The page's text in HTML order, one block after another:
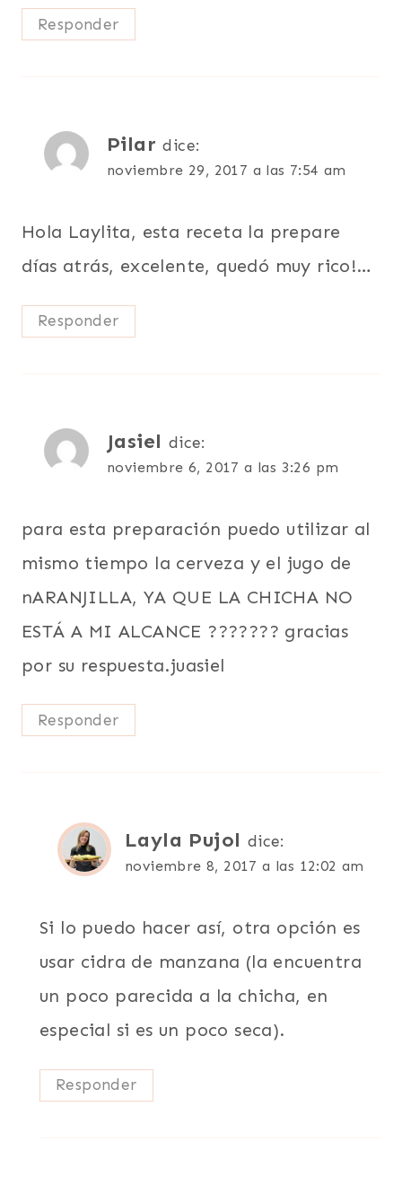
Responder
Pilar dice:
noviembre 29, 2017 a las 7:54 am
Hola Laylita, esta receta la prepare
días atrás, excelente, quedó muy rico!…
Responder
Jasiel dice:
noviembre 6, 2017 a las 3:26 pm
para esta preparación puedo utilizar al
mismo tiempo la cerveza y el jugo de
nARANJILLA, YA QUE LA CHICHA NO
ESTÁ A MI ALCANCE ??????? gracias
por su respuesta.juasiel
Responder
Layla Pujol dice:
noviembre 8, 2017 a las 12:02 am
Si lo puedo hacer así, otra opción es
usar cidra de manzana (la encuentra
un poco parecida a la chicha, en
especial si es un poco seca).
Responder